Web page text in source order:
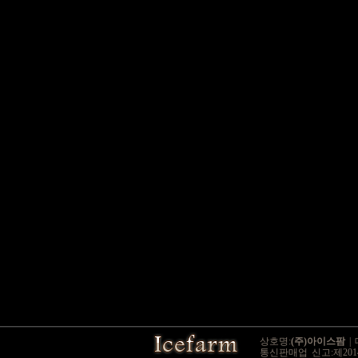
상호명:(주)아이스팜 |
통신판매업 신고:제